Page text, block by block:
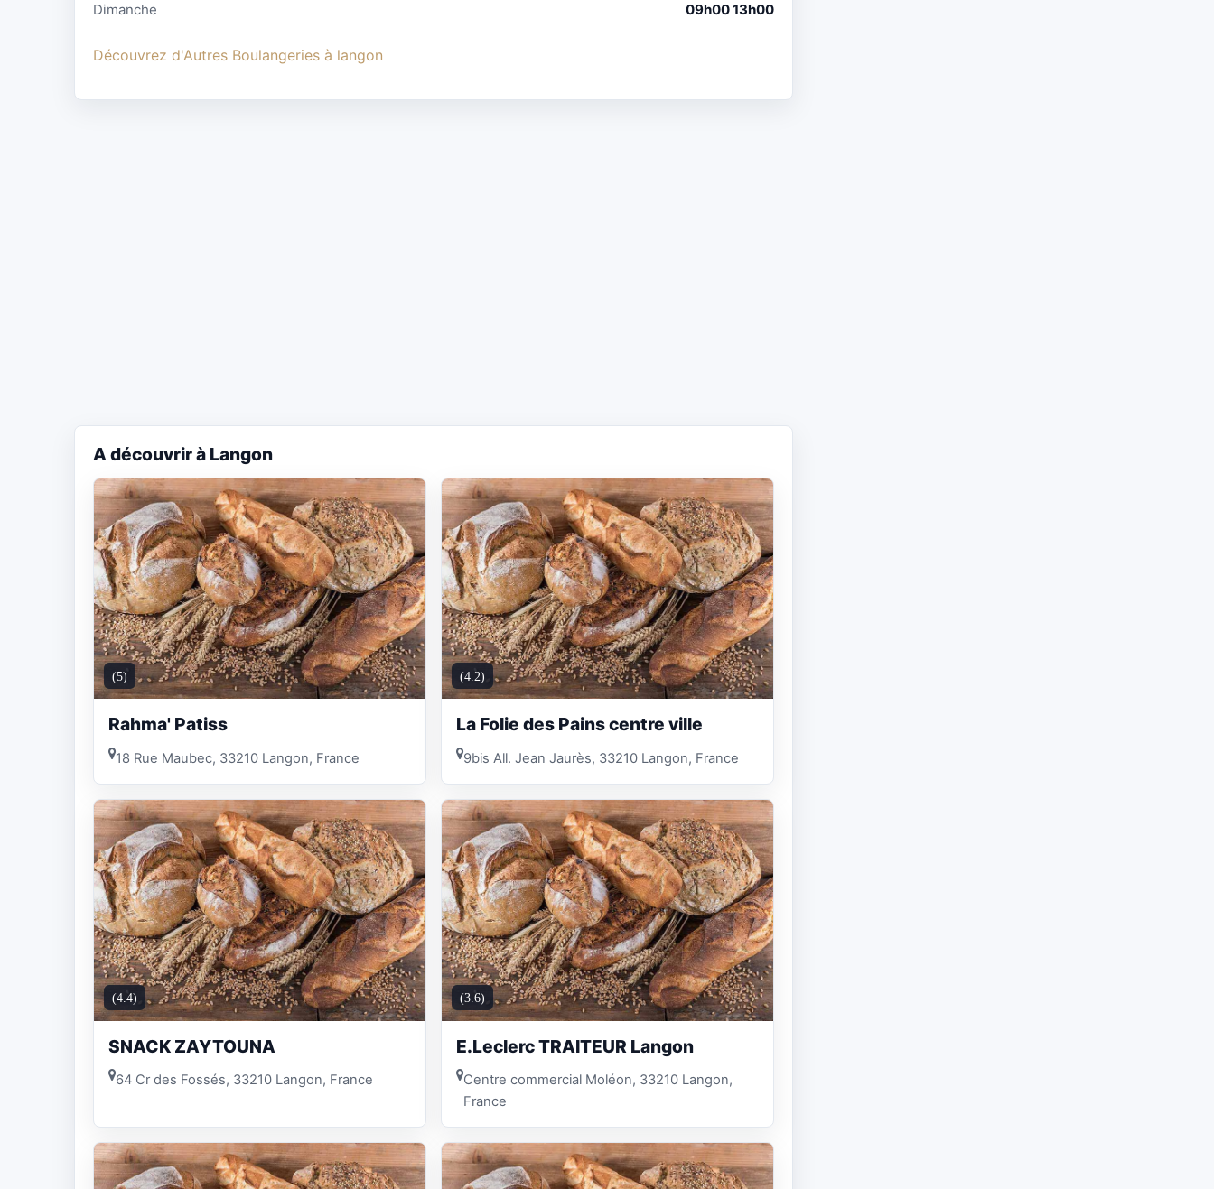
Dimanche
09h00 13h00
Découvrez d'Autres Boulangeries à langon
A découvrir à Langon
(5)
Rahma' Patiss
18 Rue Maubec, 33210 Langon, France
(4.2)
La Folie des Pains centre ville
9bis All. Jean Jaurès, 33210 Langon, France
(4.4)
SNACK ZAYTOUNA
64 Cr des Fossés, 33210 Langon, France
(3.6)
E.Leclerc TRAITEUR Langon
Centre commercial Moléon, 33210 Langon,
France